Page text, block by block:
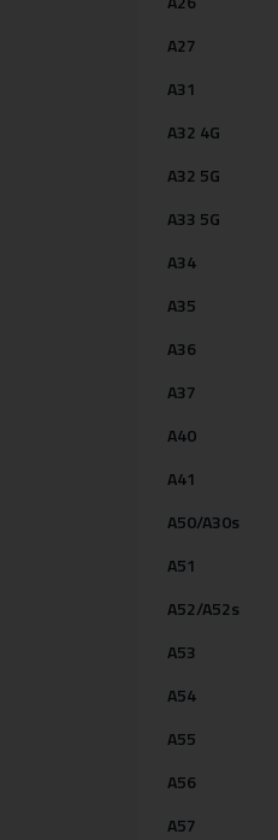
A27
A31
A32 4G
A32 5G
A33 5G
A34
A35
A36
A37
A40
A41
A50/A30s
A51
A52/A52s
A53
A54
A55
A56
A57